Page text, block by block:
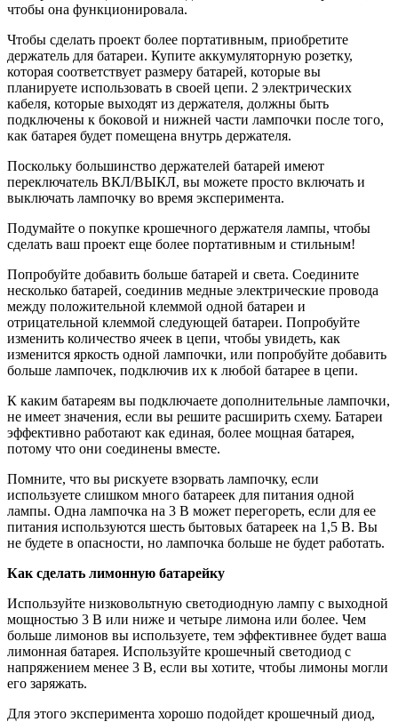
чтобы она функционировала.
Чтобы сделать проект более портативным, приобретите
держатель для батареи. Купите аккумуляторную розетку,
которая соответствует размеру батарей, которые вы
планируете использовать в своей цепи. 2 электрических
кабеля, которые выходят из держателя, должны быть
подключены к боковой и нижней части лампочки после того,
как батарея будет помещена внутрь держателя.
Поскольку большинство держателей батарей имеют
переключатель ВКЛ/ВЫКЛ, вы можете просто включать и
выключать лампочку во время эксперимента.
Подумайте о покупке крошечного держателя лампы, чтобы
сделать ваш проект еще более портативным и стильным!
Попробуйте добавить больше батарей и света. Соедините
несколько батарей, соединив медные электрические провода
между положительной клеммой одной батареи и
отрицательной клеммой следующей батареи. Попробуйте
изменить количество ячеек в цепи, чтобы увидеть, как
изменится яркость одной лампочки, или попробуйте добавить
больше лампочек, подключив их к любой батарее в цепи.
К каким батареям вы подключаете дополнительные лампочки,
не имеет значения, если вы решите расширить схему. Батареи
эффективно работают как единая, более мощная батарея,
потому что они соединены вместе.
Помните, что вы рискуете взорвать лампочку, если
используете слишком много батареек для питания одной
лампы. Одна лампочка на 3 В может перегореть, если для ее
питания используются шесть бытовых батареек на 1,5 В. Вы
не будете в опасности, но лампочка больше не будет работать.
Как сделать лимонную батарейку
Используйте низковольтную светодиодную лампу с выходной
мощностью 3 В или ниже и четыре лимона или более. Чем
больше лимонов вы используете, тем эффективнее будет ваша
лимонная батарея. Используйте крошечный светодиод с
напряжением менее 3 В, если вы хотите, чтобы лимоны могли
его заряжать.
Для этого эксперимента хорошо подойдет крошечный диод,